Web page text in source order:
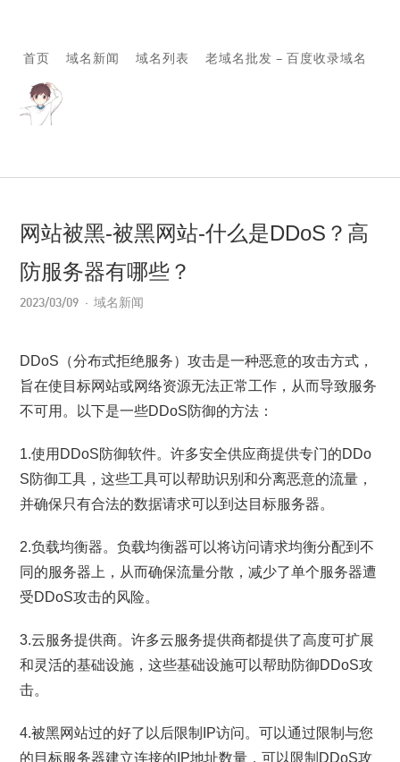
首页 域名新闻 域名列表 老域名批发 – 百度收录域名
网站被黑-被黑网站-什么是DDoS？高
防服务器有哪些？
2023/03/09 域名新闻
DDoS（分布式拒绝服务）攻击是一种恶意的攻击方式，
旨在使目标网站或网络资源无法正常工作，从而导致服务
不可用。以下是一些DDoS防御的方法：
1.使用DDoS防御软件。许多安全供应商提供专门的DDo
S防御工具，这些工具可以帮助识别和分离恶意的流量，
并确保只有合法的数据请求可以到达目标服务器。
2.负载均衡器。负载均衡器可以将访问请求均衡分配到不
同的服务器上，从而确保流量分散，减少了单个服务器遭
受DDoS攻击的风险。
3.云服务提供商。许多云服务提供商都提供了高度可扩展
和灵活的基础设施，这些基础设施可以帮助防御DDoS攻
击。
4.被黑网站过的好了以后限制IP访问。可以通过限制与您
的目标服务器建立连接的IP地址数量，可以限制DDoS攻